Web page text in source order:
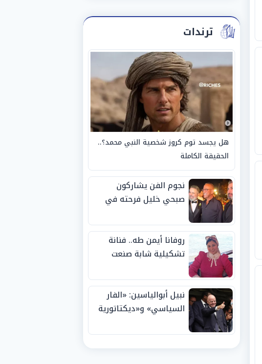
ترندات
هل يجسد توم كروز شخصية النبي محمد؟..
الحقيقة الكاملة
نجوم الفن يشاركون
صبحي خليل فرحته في
روفانا أيمن طه.. فنانة
تشكيلية شابة صنعت
الجوائز منذ الصغر
نبيل أبوالياسين: «الفار
السياسي» و«ديكتاتورية
الفيفا».. وإقالة